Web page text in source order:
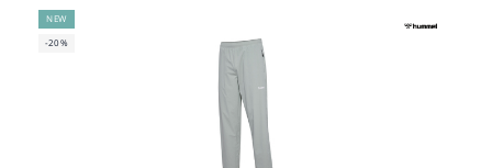
NEW
-20%